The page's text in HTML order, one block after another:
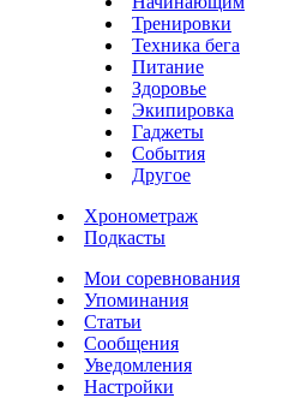
Тренировки
Техника бега
Питание
Здоровье
Экипировка
Гаджеты
События
Другое
Хронометраж
Подкасты
Мои соревнования
Упоминания
Статьи
Сообщения
Уведомления
Настройки